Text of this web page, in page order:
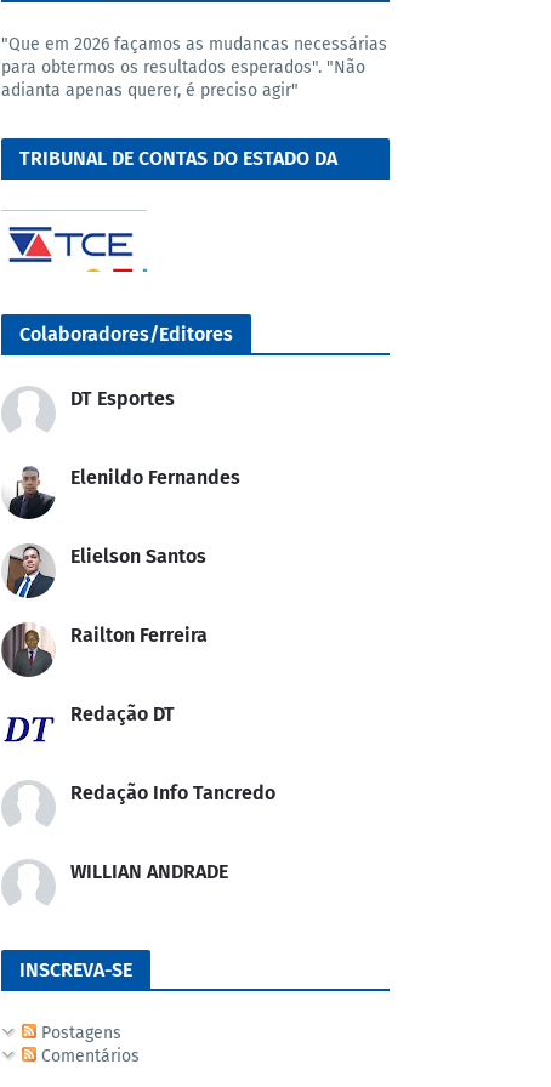
"Que em 2026 façamos as mudancas necessárias
para obtermos os resultados esperados". "Não
adianta apenas querer, é preciso agir"
TRIBUNAL DE CONTAS DO ESTADO DA
Colaboradores/Editores
DT Esportes
Elenildo Fernandes
Elielson Santos
Railton Ferreira
Redação DT
Redação Info Tancredo
WILLIAN ANDRADE
INSCREVA-SE
Postagens
Comentários